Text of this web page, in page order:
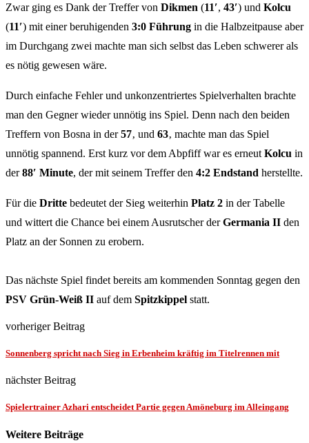
Zwar ging es Dank der Treffer von Dikmen (11′, 43′) und Kolcu
(11′) mit einer beruhigenden 3:0 Führung in die Halbzeitpause aber
im Durchgang zwei machte man sich selbst das Leben schwerer als
es nötig gewesen wäre.
Durch einfache Fehler und unkonzentriertes Spielverhalten brachte
man den Gegner wieder unnötig ins Spiel. Denn nach den beiden
Treffern von Bosna in der57‚ und 63‚ machte man das Spiel
unnötig spannend. Erst kurz vor dem Abpfiff war es erneut Kolcu in
der88′ Minute, der mit seinem Treffer den 4:2 Endstand herstellte.
Für die Dritte bedeutet der Sieg weiterhin Platz 2 in der Tabelle
und wittert die Chance bei einem Ausrutscher derGermania II den
Platz an der Sonnen zu erobern.
Das nächste Spiel findet bereits am kommenden Sonntag gegen den
PSV Grün-Weiß II auf dem Spitzkippel statt.
vorheriger Beitrag
Sonnenberg spricht nach Sieg in Erbenheim kräftig im Titelrennen mit
nächster Beitrag
Spielertrainer Azhari entscheidet Partie gegen Amöneburg im Alleingang
Weitere Beiträge